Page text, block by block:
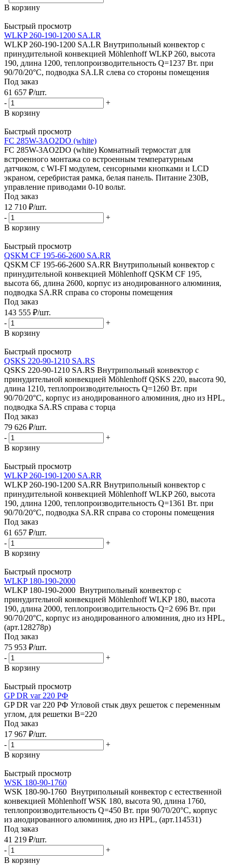
В корзину
Быстрый просмотр
WLKP 260-190-1200 SA.LR
WLKP 260-190-1200 SA.LR Внутрипольный конвектор с
принудительной конвекцией Möhlenhoff WLKP 260, высота
190, длина 1200, теплопроизводительность Q=1237 Вт. при
90/70/20°C, подводка SA.LR слева со стороны помещения
Под заказ
61 657 ₽/шт.
-
+
В корзину
Быстрый просмотр
FC 285W-3AO2DO (white)
FC 285W-3AO2DO (white) Комнатный термостат для
встроенного монтажа со встроенным температурным
датчиком, с WI-FI модулем, сенсорными кнопками и LCD
экраном, серебристая рамка, белая панель. Питание 230В,
управление приводами 0-10 вольт.
Под заказ
12 710 ₽/шт.
-
+
В корзину
Быстрый просмотр
QSKM CF 195-66-2600 SA.RR
QSKM CF 195-66-2600 SA.RR Внутрипольный конвектор с
принудительной конвекцией Möhlenhoff QSKM CF 195,
высота 66, длина 2600, корпус из анодированного алюминия,
подводка SA.RR справа со стороны помещения
Под заказ
143 555 ₽/шт.
-
+
В корзину
Быстрый просмотр
QSKS 220-90-1210 SA.RS
QSKS 220-90-1210 SA.RS Внутрипольный конвектор с
принудительной конвекцией Möhlenhoff QSKS 220, высота 90,
длина 1210, теплопроизводительность Q=1260 Вт. при
90/70/20°C, корпус из анодированного алюминия, дно из HPL,
подводка SA.RS справа с торца
Под заказ
79 626 ₽/шт.
-
+
В корзину
Быстрый просмотр
WLKP 260-190-1200 SA.RR
WLKP 260-190-1200 SA.RR Внутрипольный конвектор с
принудительной конвекцией Möhlenhoff WLKP 260, высота
190, длина 1200, теплопроизводительность Q=1361 Вт. при
90/70/20°C, подводка SA.RR справа со стороны помещения
Под заказ
61 657 ₽/шт.
-
+
В корзину
Быстрый просмотр
WLKP 180-190-2000
WLKP 180-190-2000 Внутрипольный конвектор с
принудительной конвекцией Möhlenhoff WLKP 180, высота
190, длина 2000, теплопроизводительность Q=2 696 Вт. при
90/70/20°C, корпус из анодированного алюминия, дно из HPL,
(арт.128278p)
Под заказ
75 953 ₽/шт.
-
+
В корзину
Быстрый просмотр
GP DR var 220 РФ
GP DR var 220 РФ Угловой стык двух решеток с переменным
углом, для решетки B=220
Под заказ
17 967 ₽/шт.
-
+
В корзину
Быстрый просмотр
WSK 180-90-1760
WSK 180-90-1760 Внутрипольный конвектор с естественной
конвекцией Möhlenhoff WSK 180, высота 90, длина 1760,
теплопроизводительность Q=450 Вт. при 90/70/20°C, корпус
из анодированного алюминия, дно из HPL, (арт.114531)
Под заказ
41 219 ₽/шт.
-
+
В корзину